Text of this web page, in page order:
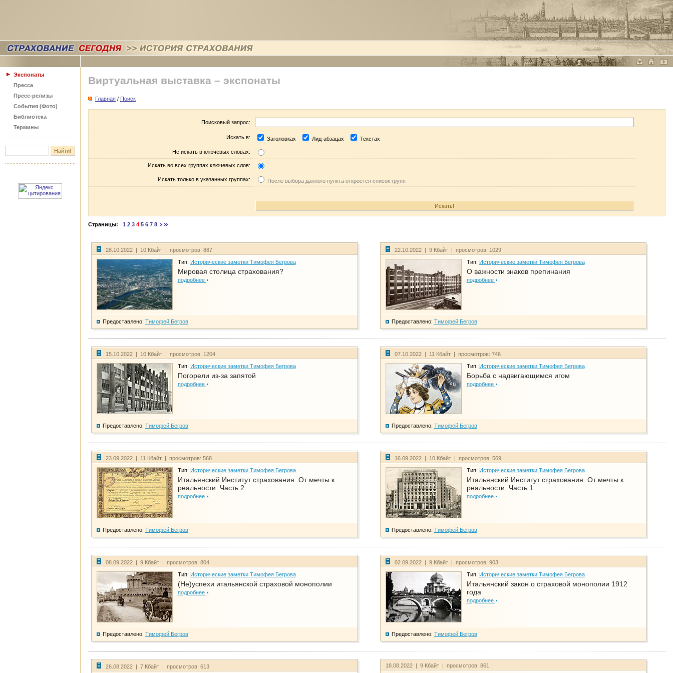
Экспонаты
Пресса
Пресс-релизы
События (Фото)
Библиотека
Термины
Виртуальная выставка – экспонаты
Главная / Поиск
Поисковый запрос:
Искать в: Заголовках Лид-абзацах Текстах
Не искать в ключевых словах:
Искать во всех группах ключевых слов:
Искать только в указанных группах: После выбора данного пункта откроется список групп
Страницы: 1 2 3 4 5 6 7 8
28.10.2022 | 10 Кбайт | просмотров: 887
Тип: Исторические заметки Тимофея Бегрова
Мировая столица страхования?
подробнее
Предоставлено: Тимофей Бегров
22.10.2022 | 9 Кбайт | просмотров: 1029
Тип: Исторические заметки Тимофея Бегрова
О важности знаков препинания
подробнее
Предоставлено: Тимофей Бегров
15.10.2022 | 10 Кбайт | просмотров: 1204
Тип: Исторические заметки Тимофея Бегрова
Погорели из-за запятой
подробнее
Предоставлено: Тимофей Бегров
07.10.2022 | 11 Кбайт | просмотров: 746
Тип: Исторические заметки Тимофея Бегрова
Борьба с надвигающимся игом
подробнее
Предоставлено: Тимофей Бегров
23.09.2022 | 11 Кбайт | просмотров: 568
Тип: Исторические заметки Тимофея Бегрова
Итальянский Институт страхования. От мечты к
реальности. Часть 2
подробнее
Предоставлено: Тимофей Бегров
16.09.2022 | 10 Кбайт | просмотров: 569
Тип: Исторические заметки Тимофея Бегрова
Итальянский Институт страхования. От мечты к
реальности. Часть 1
подробнее
Предоставлено: Тимофей Бегров
08.09.2022 | 9 Кбайт | просмотров: 804
Тип: Исторические заметки Тимофея Бегрова
(Не)успехи итальянской страховой монополии
подробнее
Предоставлено: Тимофей Бегров
02.09.2022 | 9 Кбайт | просмотров: 903
Тип: Исторические заметки Тимофея Бегрова
Итальянский закон о страховой монополии 1912
года
подробнее
Предоставлено: Тимофей Бегров
26.08.2022 | 7 Кбайт | просмотров: 613 18.08.2022 | 9 Кбайт | просмотров: 861